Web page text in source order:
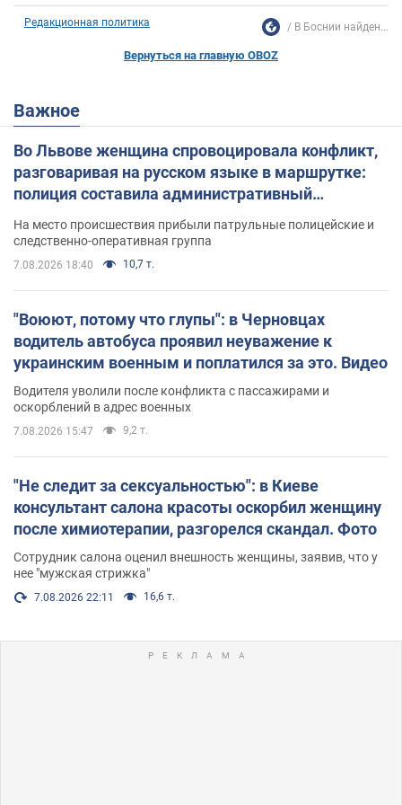
Редакционная политика В Боснии найден...
Вернуться на главную OBOZ
Важное
Во Львове женщина спровоцировала конфликт,
разговаривая на русском языке в маршрутке:
полиция составила административный
На место происшествия прибыли патрульные полицейские и
следственно-оперативная группа
7.08.2026 18:40 10,7 т.
"Воюют, потому что глупы": в Черновцах
водитель автобуса проявил неуважение к
украинским военным и поплатился за это. Видео
Водителя уволили после конфликта с пассажирами и
оскорблений в адрес военных
7.08.2026 15:47 9,2 т.
"Не следит за сексуальностью": в Киеве
консультант салона красоты оскорбил женщину
после химиотерапии, разгорелся скандал. Фото
Сотрудник салона оценил внешность женщины, заявив, что у
нее "мужская стрижка"
7.08.2026 22:11 16,6 т.